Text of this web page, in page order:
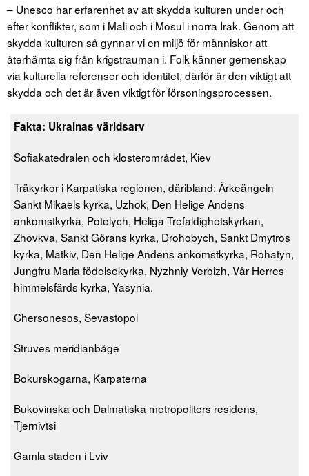
– Unesco har erfarenhet av att skydda kulturen under och
efter konflikter, som i Mali och i Mosul i norra Irak. Genom att
skydda kulturen så gynnar vi en miljö för människor att
återhämta sig från krigstrauman i. Folk känner gemenskap
via kulturella referenser och identitet, därför är den viktigt att
skydda och det är även viktigt för försoningsprocessen.
Fakta: Ukrainas världsarv
Sofiakatedralen och klosterområdet, Kiev
Träkyrkor i Karpatiska regionen, däribland: Ärkeängeln
Sankt Mikaels kyrka, Uzhok, Den Helige Andens
ankomstkyrka, Potelych, Heliga Trefaldighetskyrkan,
Zhovkva, Sankt Görans kyrka, Drohobych, Sankt Dmytros
kyrka, Matkiv, Den Helige Andens ankomstkyrka, Rohatyn,
Jungfru Maria födelsekyrka, Nyzhniy Verbizh, Vår Herres
himmelsfärds kyrka, Yasynia.
Chersonesos, Sevastopol
Struves meridianbåge‎
Bokurskogarna, Karpaterna
Bukovinska och Dalmatiska metropoliters residens,
Tjernivtsi
Gamla staden i Lviv